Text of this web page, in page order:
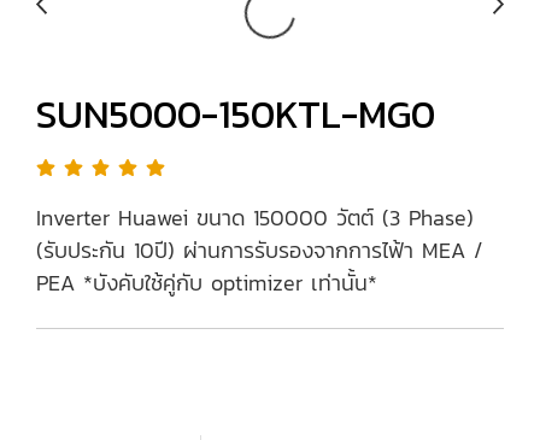
SUN5000-150KTL-MG0
Inverter Huawei ขนาด 150000 วัตต์ (3 Phase)
(รับประกัน 10ปี) ผ่านการรับรองจากการไฟ้า MEA /
PEA *บังคับใช้คู่กับ optimizer เท่านั้น*